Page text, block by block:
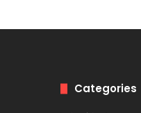
Categories